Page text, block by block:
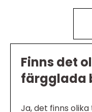
Finns det
färgglada
Ja, det finns